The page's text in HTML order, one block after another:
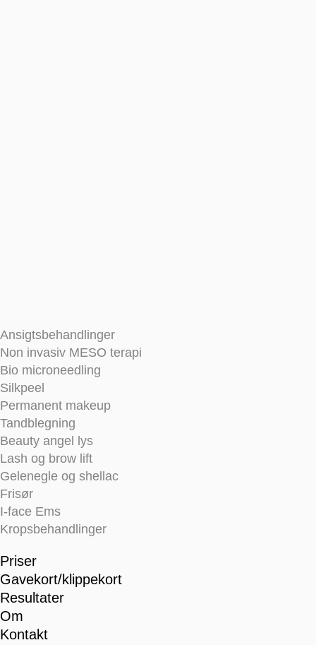
Ansigtsbehandlinger
Non invasiv MESO terapi
Bio microneedling
Silkpeel
Permanent makeup
Tandblegning
Beauty angel lys
Lash og brow lift
Gelenegle og shellac
Frisør
I-face Ems
Kropsbehandlinger
Priser
Gavekort/klippekort
Resultater
Om
Kontakt